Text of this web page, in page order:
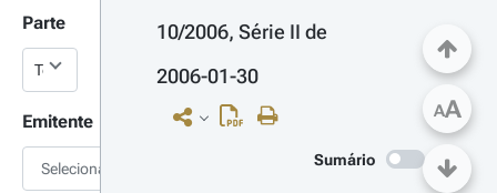
Parte
Emitente
Selecionar
10/2006, Série II de
2006-01-30
Sumário
AA